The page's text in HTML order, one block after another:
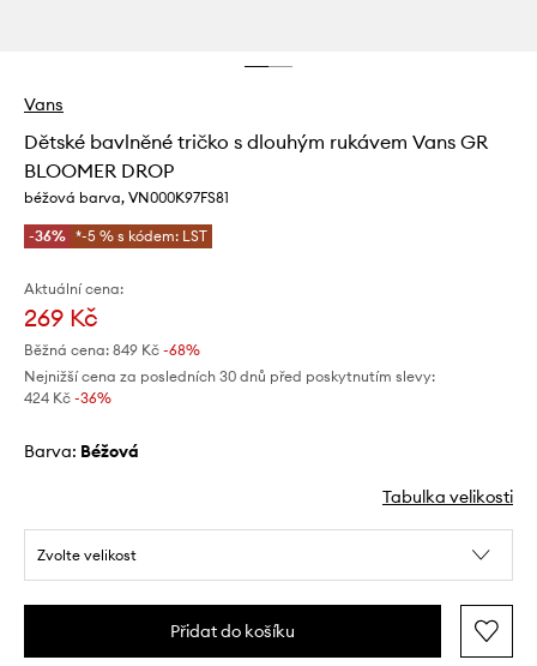
Vans
Dětské bavlněné tričko s dlouhým rukávem Vans GR
BLOOMER DROP
béžová barva, VN000K97FS81
-36% *-5 % s kódem: LST
Aktuální cena:
269 Kč
Běžná cena: 849 Kč -68%
Nejnižší cena za posledních 30 dnů před poskytnutím slevy:
424 Kč -36%
Barva: béžová
Tabulka velikosti
Zvolte velikost
Přidat do košíku